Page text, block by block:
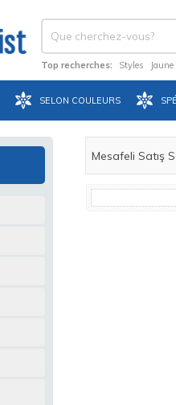
Top recherches: Styles Jaune
SELON COULEURS
Mesafeli Satış